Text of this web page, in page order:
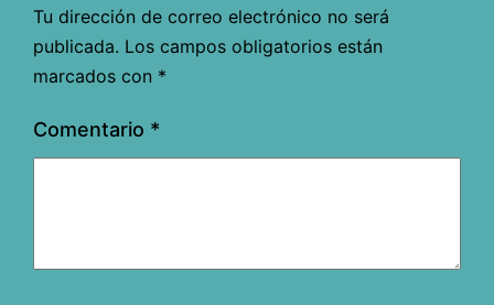
Tu dirección de correo electrónico no será
publicada. Los campos obligatorios están
marcados con *
Comentario *